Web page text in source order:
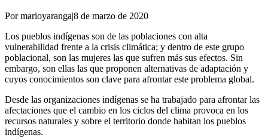
Por marioyaranga|8 de marzo de 2020
Los pueblos indígenas son de las poblaciones con alta
vulnerabilidad frente a la crisis climática; y dentro de este grupo
poblacional, son las mujeres las que sufren más sus efectos. Sin
embargo, son ellas las que proponen alternativas de adaptación y
cuyos conocimientos son clave para afrontar este problema global.
Desde las organizaciones indígenas se ha trabajado para afrontar las
afectaciones que el cambio en los ciclos del clima provoca en los
recursos naturales y sobre el territorio donde habitan los pueblos
indígenas.